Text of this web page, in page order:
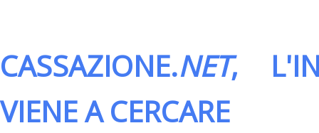
CASSAZIONE.NET,
VIENE A CERCARE